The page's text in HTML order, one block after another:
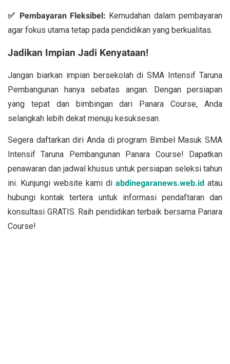
✅ Pembayaran Fleksibel: Kemudahan dalam pembayaran
agar fokus utama tetap pada pendidikan yang berkualitas.
Jadikan Impian Jadi Kenyataan!
Jangan biarkan impian bersekolah di SMA Intensif Taruna
Pembangunan hanya sebatas angan. Dengan persiapan
yang tepat dan bimbingan dari Panara Course, Anda
selangkah lebih dekat menuju kesuksesan.
Segera daftarkan diri Anda di program Bimbel Masuk SMA
Intensif Taruna Pembangunan Panara Course! Dapatkan
penawaran dan jadwal khusus untuk persiapan seleksi tahun
ini. Kunjungi website kami di abdinegaranews.web.id atau
hubungi kontak tertera untuk informasi pendaftaran dan
konsultasi GRATIS. Raih pendidikan terbaik bersama Panara
Course!